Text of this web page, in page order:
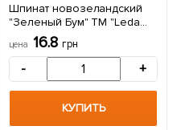
Шпинат новозеландский
"Зеленый Бум" ТМ "Leda
Agro" 2г
цена 16.8 грн
- +
КУПИТЬ